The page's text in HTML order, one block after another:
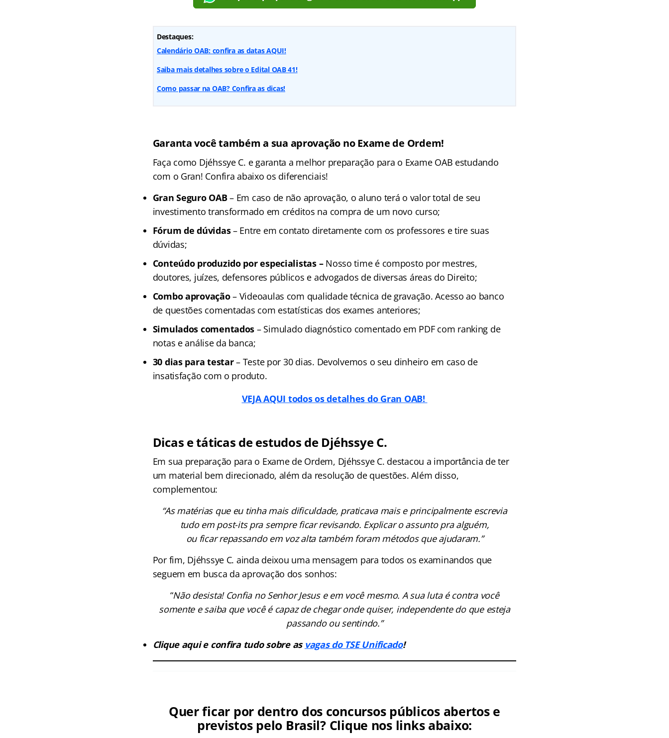
Destaques:
Calendário OAB: confira as datas AQUI!
Saiba mais detalhes sobre o Edital OAB 41!
Como passar na OAB? Confira as dicas!
Garanta você também a sua aprovação no Exame de Ordem!
Faça como Djéhssye C. e garanta a melhor preparação para o Exame OAB estudando
com o Gran! Confira abaixo os diferenciais!
Gran Seguro OAB– Em caso de não aprovação, o aluno terá o valor total de seu
investimento transformado em créditos na compra de um novo curso;
Fórum de dúvidas– Entre em contato diretamente com os professores e tire suas
dúvidas;
Conteúdo produzido por especialistas –Nosso time é composto por mestres,
doutores, juízes, defensores públicos e advogados de diversas áreas do Direito;
Combo aprovação– Videoaulas com qualidade técnica de gravação. Acesso ao banco
de questões comentadas com estatísticas dos exames anteriores;
Simulados comentados – Simulado diagnóstico comentado em PDF com ranking de
notas e análise da banca;
30 dias para testar– Teste por 30 dias. Devolvemos o seu dinheiro em caso de
insatisfação com o produto.
VEJA AQUI todos os detalhes do Gran OAB!
Dicas e táticas de estudos de Djéhssye C.
Em sua preparação para o Exame de Ordem, Djéhssye C. destacou a importância de ter
um material bem direcionado, além da resolução de questões. Além disso,
complementou:
“As matérias que eu tinha mais dificuldade, praticava mais e principalmente escrevia
tudo em post-its pra sempre ficar revisando. Explicar o assunto pra alguém,
ou ficar repassando em voz alta também foram métodos que ajudaram.”
Por fim, Djéhssye C. ainda deixou uma mensagem para todos os examinandos que
seguem em busca da aprovação dos sonhos:
“Não desista! Confia no Senhor Jesus e em você mesmo. A sua luta é contra você
somente e saiba que você é capaz de chegar onde quiser, independente do que esteja
passando ou sentindo.”
Clique aqui e confira tudo sobre as vagas do TSE Unificado!
Quer ficar por dentro dos concursos públicos abertos e
previstos pelo Brasil? Clique nos links abaixo: